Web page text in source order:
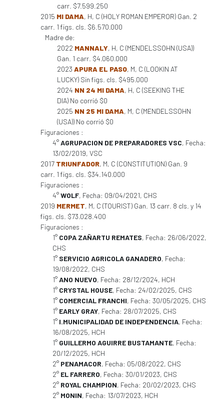
carr. $7.599.250
2015 MI DAMA, H, C (HOLY ROMAN EMPEROR) Gan. 2
carr. 1 figs. cls. $6.570.000
Madre de:
2022 MANNALY, H, C (MENDELSSOHN (USA))
Gan. 1 carr. $4.060.000
2023 APURA EL PASO, M, C (LOOKIN AT
LUCKY) Sin figs. cls. $495.000
2024 NN 24 MI DAMA, H, C (SEEKING THE
DIA) No corrió $0
2025 NN 25 MI DAMA, M, C (MENDELSSOHN
(USA)) No corrió $0
Figuraciones :
4°AGRUPACION DE PREPARADORES VSC, Fecha:
13/02/2019, VSC
2017 TRIUNFADOR, M, C (CONSTITUTION) Gan. 9
carr. 1 figs. cls. $34.140.000
Figuraciones :
4°WOLF, Fecha: 09/04/2021, CHS
2019 MERMET, M, C (TOURIST) Gan. 13 carr. 8 cls. y 14
figs. cls. $73.028.400
Figuraciones :
1° COPA ZAÑARTU REMATES, Fecha: 26/06/2022,
CHS
1° SERVICIO AGRICOLA GANADERO, Fecha:
19/08/2022, CHS
1°ANO NUEVO, Fecha: 28/12/2024, HCH
1° CRYSTAL HOUSE, Fecha: 24/02/2025, CHS
1° COMERCIAL FRANCHI, Fecha: 30/05/2025, CHS
1° EARLY GRAY, Fecha: 28/07/2025, CHS
1° I.MUNICIPALIDAD DE INDEPENDENCIA, Fecha:
16/08/2025, HCH
1° GUILLERMO AGUIRRE BUSTAMANTE, Fecha:
20/12/2025, HCH
2° PENAMACOR, Fecha: 05/08/2022, CHS
2° EL FARRERO, Fecha: 30/01/2023, CHS
2° ROYAL CHAMPION, Fecha: 20/02/2023, CHS
2° MONIN, Fecha: 13/07/2023, HCH